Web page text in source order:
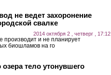
не ведет захоронение
свалке
2014 октября 2 , четверг , 17:12
производит и не планирует
биошламов на го
тело утонувшего